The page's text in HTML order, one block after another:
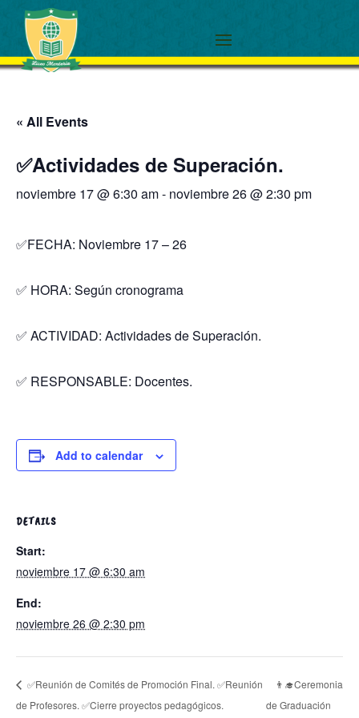
« All Events
✅Actividades de Superación.
noviembre 17 @ 6:30 am- noviembre 26 @ 2:30 pm
✅FECHA: Noviembre 17 – 26
✅ HORA: Según cronograma
✅ ACTIVIDAD: Actividades de Superación.
✅ RESPONSABLE: Docentes.
Add to calendar
DETAILS
Start:
noviembre 17 @ 6:30 am
End:
noviembre 26 @ 2:30 pm
✅Reunión de Comités de Promoción Final. ✅Reunión
de Profesores. ✅Cierre proyectos pedagógicos.
👨‍🎓Ceremonia
de Graduación